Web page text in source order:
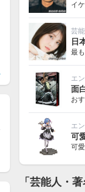
イ
芸
日
最
エ
面
お
エ
可
可
「芸能人・